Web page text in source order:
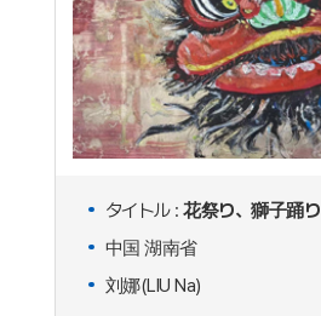
タイトル : 花祭り、獅子踊り
中国 湖南省
刘娜(LIU Na)